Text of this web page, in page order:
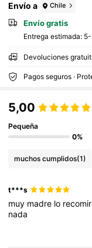
Envío a Chile
Envío gratis
Entrega estimada:
Devoluciones
Pagos seguros ·
5,00
Pequeña
0%
muchos cumplidos(1)
t***s
muy madre lo
nada